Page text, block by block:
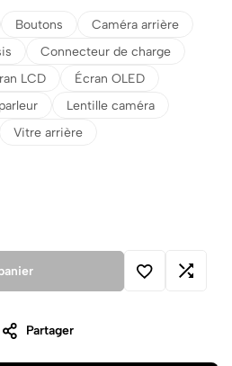
Boutons
Caméra arrière
Connecteur de charge
LCD
Écran OLED
Lentille caméra
Vitre arrière
Partager